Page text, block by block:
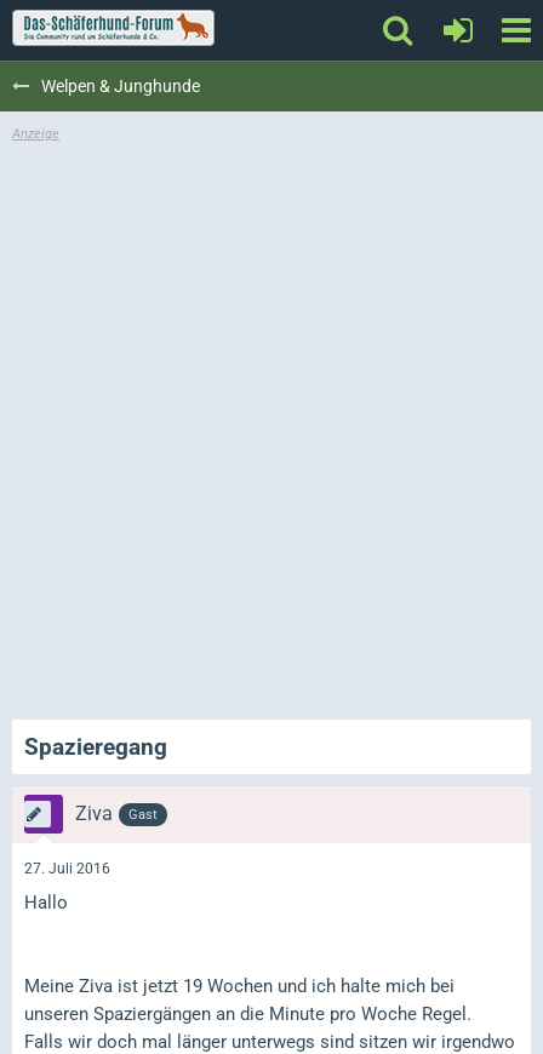
Welpen & Junghunde
Spazieregang
Ziva Gast
27. Juli 2016
Hallo
Meine Ziva ist jetzt 19 Wochen und ich halte mich bei
unseren Spaziergängen an die Minute pro Woche Regel.
Falls wir doch mal länger unterwegs sind sitzen wir irgendwo